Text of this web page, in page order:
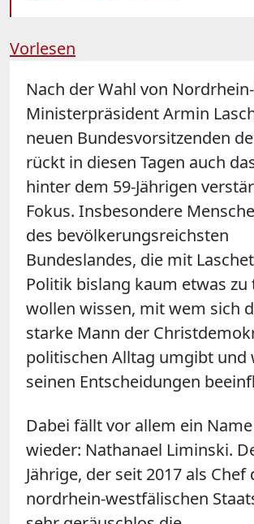
Vorlesen
Nach der Wahl von
Ministerpräsident Armin
neuen Bundesvorsitzenden
rückt in diesen Tagen auch
hinter dem 59-Jährigen
Fokus. Insbesondere
des bevölkerungsreichsten
Bundeslandes, die mit
Politik bislang kaum etwas zu
wollen wissen, mit wem sich
starke Mann der
politischen Alltag umgibt und
seinen Entscheidungen
Dabei fällt vor allem ein
wieder: Nathanael Liminski.
Jährige, der seit 2017 als Chef
nordrhein-westfälischen